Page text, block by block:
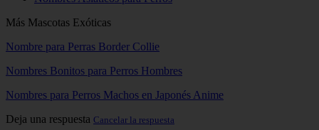
Más Mascotas Exóticas
Nombre para Perras Border Collie
Nombres Bonitos para Perros Hombres
Nombres para Perros Machos en Japonés Anime
Deja una respuesta Cancelar la respuesta